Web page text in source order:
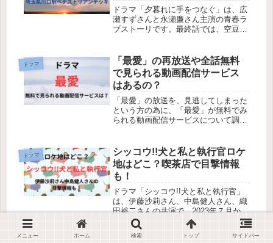
ドラマ「夕暮れに手をつなぐ」は、広
瀬すずさんと永瀬廉さん主演の青春ラ
ブストーリです。最終話では、空豆
話題になりました。そこで今回は、ド
ラマ「夕暮れに手をつなぐ」の最終回
（9...
ドラマ
「最愛」の再放送や全話無料
で見られる動画配信サービス
はあるの？
「最愛」の放送を、見逃してしまった
という方の為に、「最愛」が無料でみ
られる動画配信サービスについて調べ
「最愛」は現在、TSUTAYDISCASで
30日間、無料で宅配レンタルすること
ができます。
ドラマ
シッコウ!!犬と私と執行官ロケ
地はどこ？喫茶店で目撃情報
も！
ドラマ「シッコウ!!犬と私と執行官」
は、伊藤沙莉さん、中島健人さん、織
田裕二さんの共演で、2023年７月から
放送予定です。この作品は、執行官の
世界に飛び込んだ吉野ひかり（伊藤沙
莉）が、執行官の小原樹（織田裕二）
メニュー ホーム 検索 トップ サイドバー